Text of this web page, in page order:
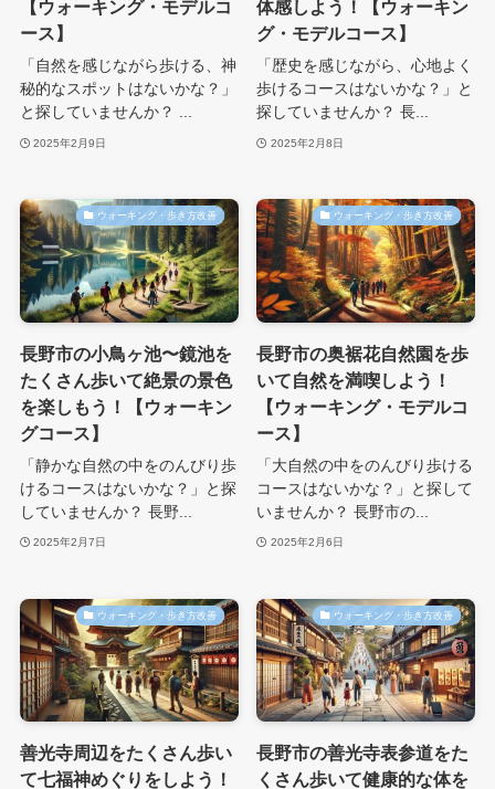
【ウォーキング・モデルコ
ース】
「自然を感じながら歩ける、神
秘的なスポットはないかな？」
と探していませんか？ ...
2025年2月9日
体感しよう！【ウォーキン
グ・モデルコース】
「歴史を感じながら、心地よく
歩けるコースはないかな？」と
探していませんか？ 長...
2025年2月8日
ウォーキング・歩き方改善
長野市の小鳥ヶ池〜鏡池を
たくさん歩いて絶景の景色
を楽しもう！【ウォーキン
グコース】
「静かな自然の中をのんびり歩
けるコースはないかな？」と探
していませんか？ 長野...
2025年2月7日
ウォーキング・歩き方改善
長野市の奥裾花自然園を歩
いて自然を満喫しよう！
【ウォーキング・モデルコ
ース】
「大自然の中をのんびり歩ける
コースはないかな？」と探して
いませんか？ 長野市の...
2025年2月6日
ウォーキング・歩き方改善
善光寺周辺をたくさん歩い
て七福神めぐりをしよう！
ウォーキング・歩き方改善
長野市の善光寺表参道をた
くさん歩いて健康的な体を